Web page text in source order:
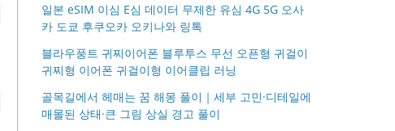
일본 eSIM 이심 E심 데이터 무제한 유심 4G 5G 오사
카 도쿄 후쿠오카 오키나와 링톡
블라우풍트 귀찌이어폰 블루투스 무선 오픈형 귀걸이
귀찌형 이어폰 귀걸이형 이어클립 러닝
골목길에서 헤매는 꿈 해몽 풀이｜세부 고민·디테일에
매몰된 상태·큰 그림 상실 경고 풀이